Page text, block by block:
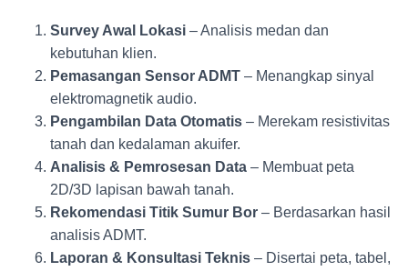
Survey Awal Lokasi – Analisis medan dan
kebutuhan klien.
Pemasangan Sensor ADMT – Menangkap sinyal
elektromagnetik audio.
Pengambilan Data Otomatis – Merekam resistivitas
tanah dan kedalaman akuifer.
Analisis & Pemrosesan Data – Membuat peta
2D/3D lapisan bawah tanah.
Rekomendasi Titik Sumur Bor – Berdasarkan hasil
analisis ADMT.
Laporan & Konsultasi Teknis – Disertai peta, tabel,